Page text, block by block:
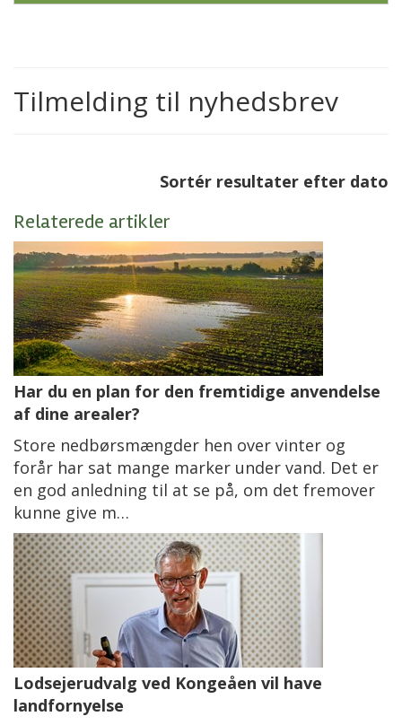
Tilmelding til nyhedsbrev
Sortér resultater efter dato
Relaterede artikler
Har du en plan for den fremtidige anvendelse
af dine arealer?
Store nedbørsmængder hen over vinter og
forår har sat mange marker under vand. Det er
en god anledning til at se på, om det fremover
kunne give m…
Lodsejerudvalg ved Kongeåen vil have
landfornyelse